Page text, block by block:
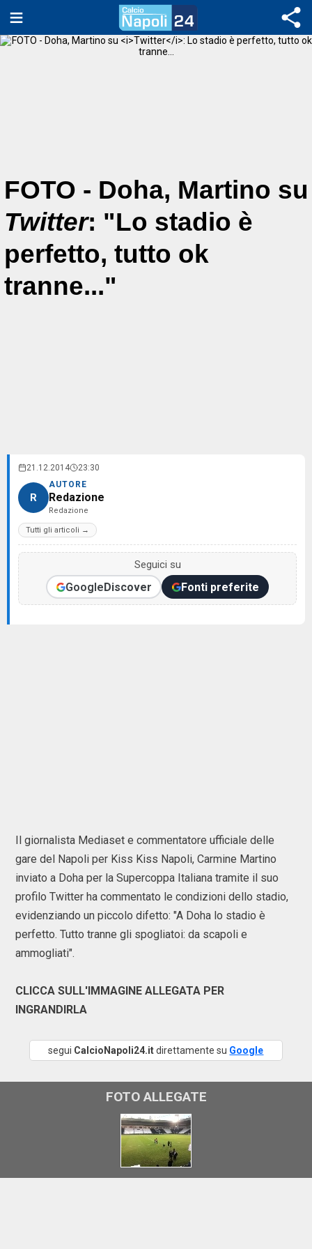
FOTO - Doha, Martino su
Twitter: "Lo stadio è
perfetto, tutto ok
tranne..."
21.12.2014 23:30
R
AUTORE
Redazione
Redazione
Tutti gli articoli →
Seguici su
GoogleDiscover Fonti preferite
Il giornalista Mediaset e commentatore ufficiale delle
gare del Napoli per Kiss Kiss Napoli, Carmine Martino
inviato a Doha per la Supercoppa Italiana tramite il suo
profilo Twitter ha commentato le condizioni dello stadio,
evidenziando un piccolo difetto: "A Doha lo stadio è
perfetto. Tutto tranne gli spogliatoi: da scapoli e
ammogliati".
CLICCA SULL'IMMAGINE ALLEGATA PER
INGRANDIRLA
segui CalcioNapoli24.itdirettamente su Google
FOTO ALLEGATE